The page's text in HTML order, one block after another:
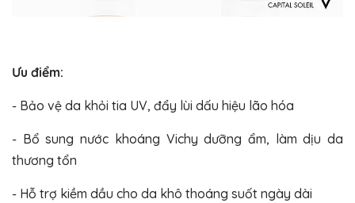
Ưu điểm:
- Bảo vệ da khỏi tia UV, đẩy lùi dấu hiệu lão hóa
- Bổ sung nước khoáng Vichy dưỡng ẩm, làm dịu da
thương tổn
- Hỗ trợ kiềm dầu cho da khô thoáng suốt ngày dài